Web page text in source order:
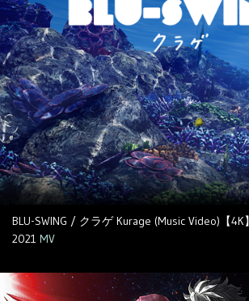
BLU-SWING / クラゲ Kurage (Music Video)【4K】
2021 MV